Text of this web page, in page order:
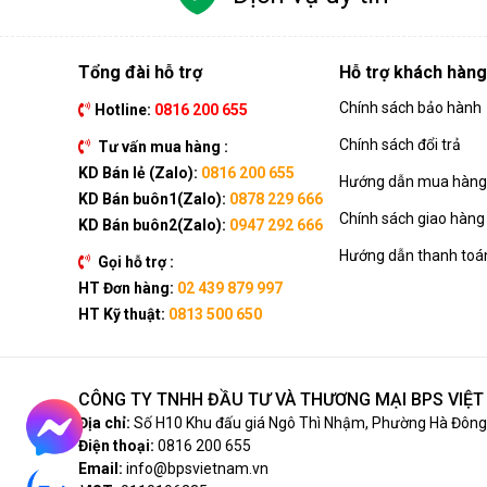
Tổng đài hỗ trợ
Hotline: 0816 200 655
Tư vấn mua hàng :
KD Bán lẻ (Zalo): 0816 200 655
KD Bán buôn1(Zalo): 0878 229 666
KD Bán buôn2(Zalo): 0947 292 666
Gọi hỗ trợ :
HT Đơn hàng: 02 439 879 997
HT Kỹ thuật: 0813 500 650
Hỗ trợ khách hàng
Chính sách bảo hành
Chính sách đổi trả
Hướng dẫn mua
Chính sách giao hàng
Hướng dẫn thanh
CÔNG TY TNHH ĐẦU TƯ VÀ THƯƠNG MẠI BPS
Địa chỉ: Số H10 Khu đấu giá Ngô Thì Nhậm, Phường Hà
Điện thoại: 0816 200 655
Email: info@bpsvietnam.vn